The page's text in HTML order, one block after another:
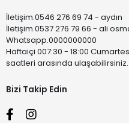
İletişim.0546 276 69 74 - aydın
İletişim.0537 276 79 66 - ali
Whatsapp.0000000000
Haftaiçi 007:30 - 18:00
saatleri arasında ulaşabilirsiniz.
Bizi Takip Edin